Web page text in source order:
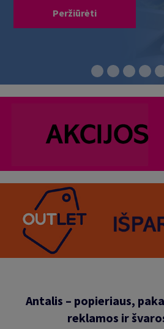
Peržiūrėti
Antalis – popieriaus,
reklamos ir